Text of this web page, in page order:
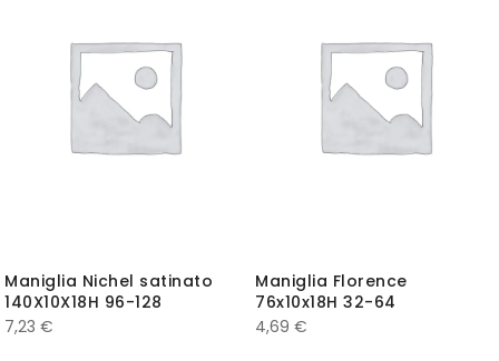
Maniglia Nichel satinato
140X10X18H 96-128
7,23 €
Maniglia Florence
76x10x18H 32-64
4,69 €